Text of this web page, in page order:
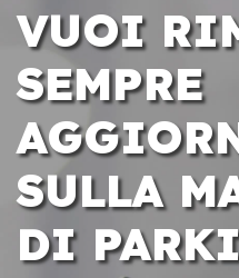
VUOI
SEMPRE
SULLA
DI